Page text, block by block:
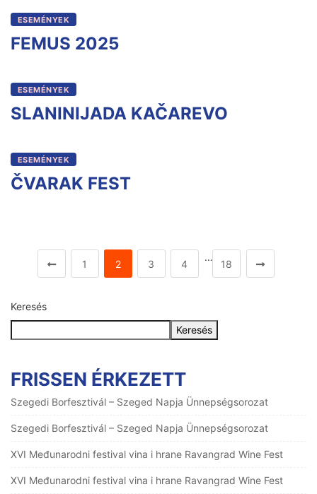
ESEMÉNYEK
FEMUS 2025
ESEMÉNYEK
SLANINIJADA KAČAREVO
ESEMÉNYEK
ČVARAK FEST
1 2 3 4
…
18
Keresés
Keresés
FRISSEN ÉRKEZETT
Szegedi Borfesztivál – Szeged Napja Ünnepségsorozat
Szegedi Borfesztivál – Szeged Napja Ünnepségsorozat
XVI Međunarodni festival vina i hrane Ravangrad Wine Fest
XVI Međunarodni festival vina i hrane Ravangrad Wine Fest